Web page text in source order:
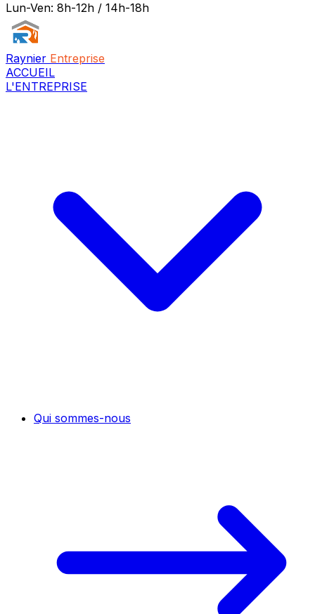
Lun-Ven: 8h-12h / 14h-18h
Raynier Entreprise
ACCUEIL
L'ENTREPRISE
Qui sommes-nous